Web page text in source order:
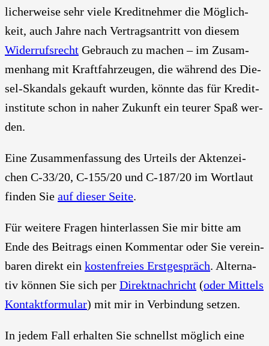
li­cher­wei­se sehr vie­le Kre­dit­neh­mer die Mög­lich­
keit, auch Jah­re nach Ver­trags­an­tritt von die­sem
Wider­rufs­recht Gebrauch zu machen – im Zusam­
men­hang mit Kraft­fahr­zeu­gen, die wäh­rend des Die­
sel-Skan­dals gekauft wur­den, könn­te das für Kre­dit­
in­sti­tu­te schon in naher Zukunft ein teu­rer Spaß wer­
den.
Eine Zusam­men­fas­sung des Urteils der Akten­zei­
chen C‑33/20, C‑155/20 und C‑187/20 im Wort­laut
fin­den Sie auf die­ser Sei­te.
Für wei­te­re Fra­gen hin­ter­las­sen Sie mir bit­te am
Ende des Bei­trags einen Kom­men­tar oder Sie ver­ein­
ba­ren direkt ein kos­ten­frei­es Erst­ge­spräch. Alter­na­
tiv kön­nen Sie sich per Direkt­nach­richt (oder Mit­tels
Kon­takt­for­mu­lar) mit mir in Ver­bin­dung set­zen.
In jedem Fall erhal­ten Sie schnellst mög­lich eine